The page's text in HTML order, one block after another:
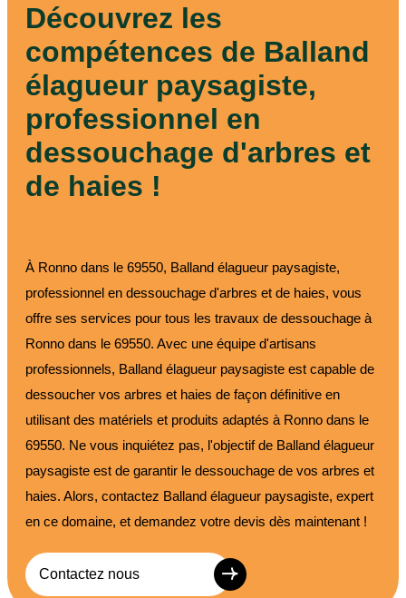
Découvrez les
compétences de Balland
élagueur paysagiste,
professionnel en
dessouchage d'arbres et
de haies !
À Ronno dans le 69550, Balland élagueur paysagiste,
professionnel en dessouchage d'arbres et de haies, vous
offre ses services pour tous les travaux de dessouchage à
Ronno dans le 69550. Avec une équipe d'artisans
professionnels, Balland élagueur paysagiste est capable de
dessoucher vos arbres et haies de façon définitive en
utilisant des matériels et produits adaptés à Ronno dans le
69550. Ne vous inquiétez pas, l'objectif de Balland élagueur
paysagiste est de garantir le dessouchage de vos arbres et
haies. Alors, contactez Balland élagueur paysagiste, expert
en ce domaine, et demandez votre devis dès maintenant !
Contactez nous